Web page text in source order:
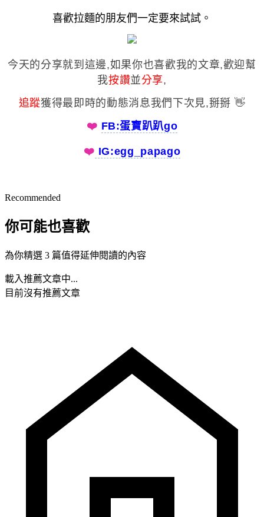
喜歡拉麵的朋友們一定要來試試。
今天的分享就到這邊,如果你也喜歡我的文章,歡迎幫
我按讚並分享,
追蹤獲得最即時的動態消息我們下次見,掰掰 👋
❤️️ FB:蛋寶趴趴go
❤️️ IG:egg_papago
Recommended
你可能也喜歡
為你精選 3 篇值得延伸閱讀的內容
載入推薦文章中...
目前沒有推薦文章